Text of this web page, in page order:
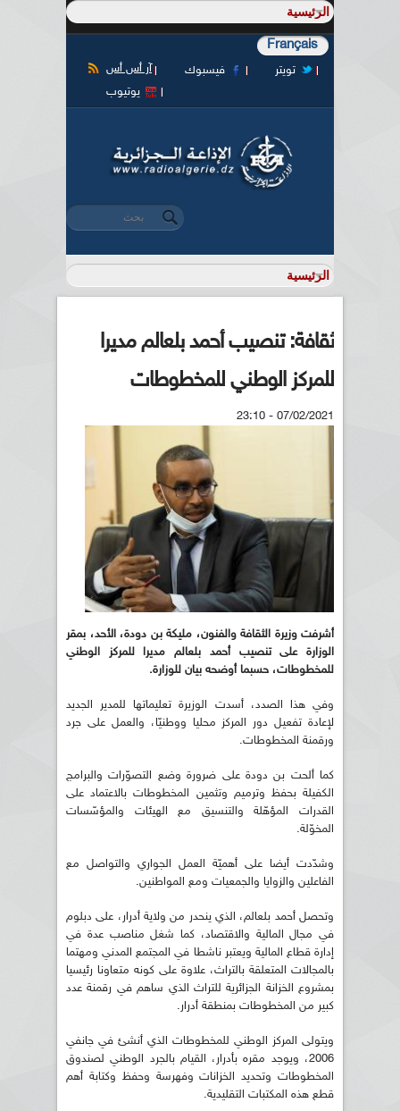
Français
آر أس أس فيسبوك
تويتر
يوتيوب
استمارة البحث
‏بحث ‏
ثقافة: تنصيب أحمد بلعالم مديرا
للمركز الوطني للمخطوطات
07/02/2021 - 23:10
أشرفت وزيرة الثقافة والفنون، مليكة بن دودة، الأحد، بمقر
الوزارة على تنصيب أحمد بلعالم مديرا للمركز الوطني
للمخطوطات، حسبما أوضحه بيان للوزارة.
وفي هذا الصدد، أسدت الوزيرة تعليماتها للمدير الجديد
لإعادة تفعيل دور المركز محليا ووطنيّا، والعمل على جرد
ورقمنة المخطوطات.
كما ألحت بن دودة على ضرورة وضع التصوّرات والبرامج
الكفيلة بحفظ وترميم وتثمين المخطوطات بالاعتماد على
القدرات المؤهّلة والتنسيق مع الهيئات والمؤسّسات
المخوّلة.
وشدّدت أيضا على أهميّة العمل الجواري والتواصل مع
الفاعلين والزوايا والجمعيات ومع المواطنين.
وتحصل أحمد بلعالم، الذي ينحدر من ولاية أدرار، على دبلوم
في مجال المالية والاقتصاد، كما شغل مناصب عدة في
إدارة قطاع المالية ويعتبر ناشطا في المجتمع المدني ومهتما
بالمجالات المتعلقة بالتراث، علاوة على كونه متعاونا رئيسيا
بمشروع الخزانة الجزائرية للتراث الذي ساهم في رقمنة عدد
كبير من المخطوطات بمنطقة أدرار.
ويتولى المركز الوطني للمخطوطات الذي أنشئ في جانفي
2006، ويوجد مقره بأدرار، القيام بالجرد الوطني لصندوق
المخطوطات وتحديد الخزانات وفهرسة وحفظ وكتابة أهم
قطع هذه المكتبات التقليدية.